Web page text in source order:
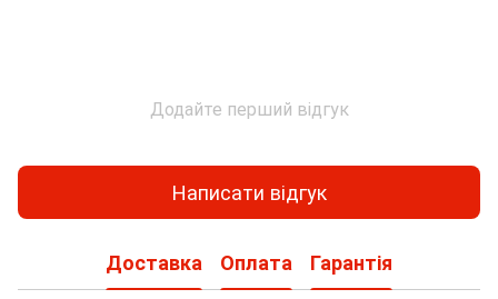
Додайте перший відгук
Написати відгук
Доставка Оплата Гарантія